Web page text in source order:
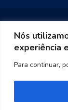
Nós
experiência
Para continuar,